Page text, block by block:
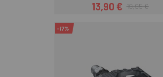
Preu
13,90 €Preu regular
19,95 €
-17%